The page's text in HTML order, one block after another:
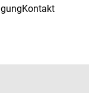
Kontakt